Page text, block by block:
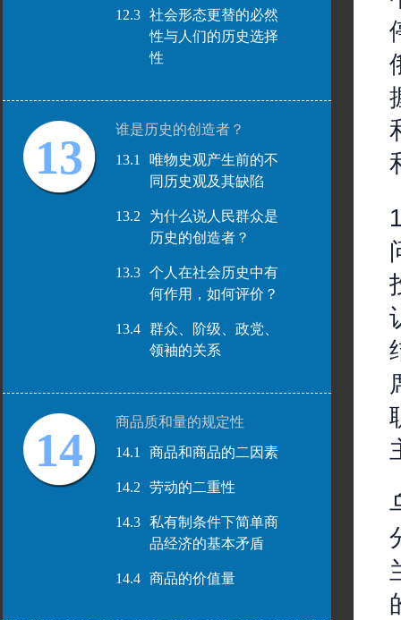
12.3
社会形态更替的必然
性与人们的历史选择
性
13
谁是历史的创造者？
13.1
唯物史观产生前的不
同历史观及其缺陷
13.2
为什么说人民群众是
历史的创造者？
13.3
个人在社会历史中有
何作用，如何评价？
13.4
群众、阶级、政党、
领袖的关系
14
商品质和量的规定性
14.1
商品和商品的二因素
14.2 劳动的二重性
14.3
私有制条件下简单商
品经济的基本矛盾
14.4 商品的价值量